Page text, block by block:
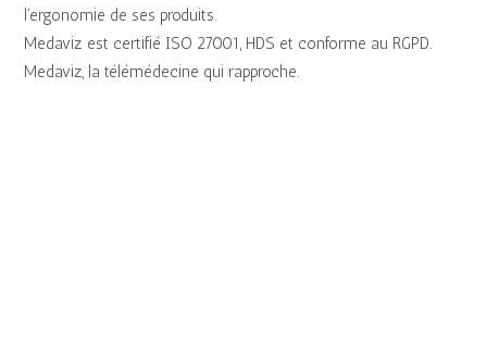
l’ergonomie de ses produits.
Medaviz est certifié ISO 27001, HDS et conforme au RGPD.
Medaviz, la télémédecine qui rapproche.